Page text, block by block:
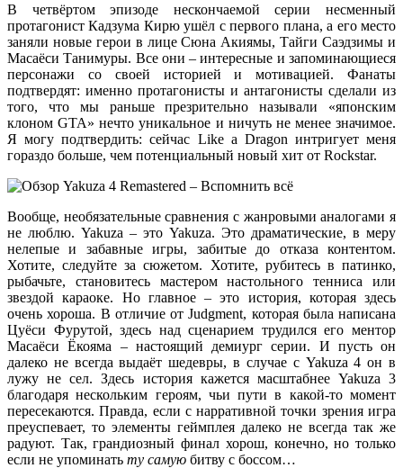
В четвёртом эпизоде нескончаемой серии несменный
протагонист Кадзума Кирю ушёл с первого плана, а его место
заняли новые герои в лице Сюна Акиямы, Тайги Саэдзимы и
Масаёси Танимуры. Все они – интересные и запоминающиеся
персонажи со своей историей и мотивацией. Фанаты
подтвердят: именно протагонисты и антагонисты сделали из
того, что мы раньше презрительно называли «японским
клоном GTA» нечто уникальное и ничуть не менее значимое.
Я могу подтвердить: сейчас Like a Dragon интригует меня
гораздо больше, чем потенциальный новый хит от Rockstar.
Вообще, необязательные сравнения с жанровыми аналогами я
не люблю. Yakuza – это Yakuza. Это драматические, в меру
нелепые и забавные игры, забитые до отказа контентом.
Хотите, следуйте за сюжетом. Хотите, рубитесь в патинко,
рыбачьте, становитесь мастером настольного тенниса или
звездой караоке. Но главное – это история, которая здесь
очень хороша. В отличие от Judgment, которая была написана
Цуёси Фурутой, здесь над сценарием трудился его ментор
Масаёси Ёкояма – настоящий демиург серии. И пусть он
далеко не всегда выдаёт шедевры, в случае с Yakuza 4 он в
лужу не сел. Здесь история кажется масштабнее Yakuza 3
благодаря нескольким героям, чьи пути в какой-то момент
пересекаются. Правда, если с нарративной точки зрения игра
преуспевает, то элементы геймплея далеко не всегда так же
радуют. Так, грандиозный финал хорош, конечно, но только
если не упоминать ту самую битву с боссом…